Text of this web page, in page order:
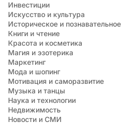
Инвестиции
Искусство и культура
Историческое и познавательное
Книги и чтение
Красота и косметика
Магия и эзотерика
Маркетинг
Мода и шопинг
Мотивация и саморазвитие
Музыка и танцы
Наука и технологии
Недвижимость
Новости и СМИ